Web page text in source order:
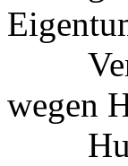
wegen